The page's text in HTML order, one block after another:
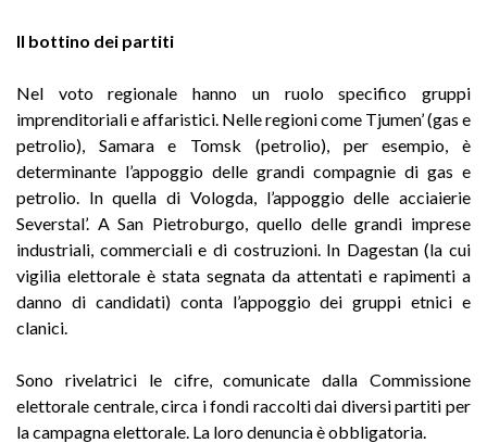
Il bottino dei partiti
Nel voto regionale hanno un ruolo specifico gruppi
imprenditoriali e affaristici. Nelle regioni come Tjumen’ (gas e
petrolio), Samara e Tomsk (petrolio), per esempio, è
determinante l’appoggio delle grandi compagnie di gas e
petrolio. In quella di Vologda, l’appoggio delle acciaierie
Severstal’. A San Pietroburgo, quello delle grandi imprese
industriali, commerciali e di costruzioni. In Dagestan (la cui
vigilia elettorale è stata segnata da attentati e rapimenti a
danno di candidati) conta l’appoggio dei gruppi etnici e
clanici.
Sono rivelatrici le cifre, comunicate dalla Commissione
elettorale centrale, circa i fondi raccolti dai diversi partiti per
la campagna elettorale. La loro denuncia è obbligatoria.